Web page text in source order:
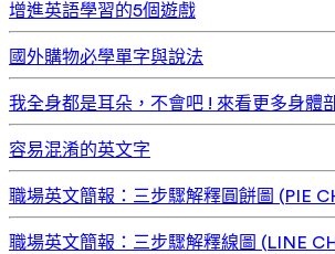
增進英語學習的5個遊戲
國外購物必學單字與說法
我全身都是耳朵，不會吧 ! 來看更多身體
容易混淆的英文字
職場英文簡報：三步驟解釋圓餅圖 (PIE
職場英文簡報：三步驟解釋線圖 (LINE